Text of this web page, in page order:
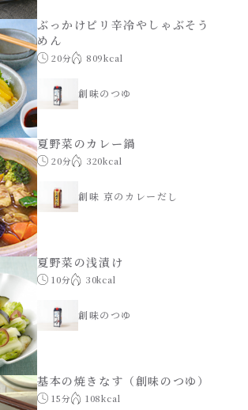
ぶっかけピリ辛冷やしゃぶそう
めん
20分 809kcal
創味のつゆ
夏野菜のカレー鍋
20分 320kcal
創味 京のカレーだし
夏野菜の浅漬け
10分 30kcal
創味のつゆ
基本の焼きなす（創味のつゆ）
15分 108kcal